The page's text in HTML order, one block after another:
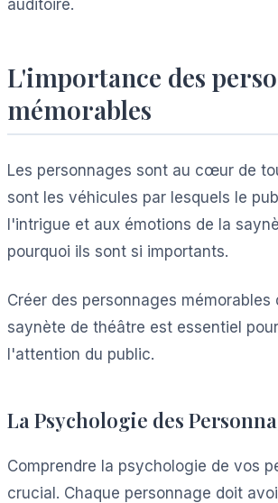
auditoire.
L'importance des
mémorables
Les personnages sont au cœur de
sont les véhicules par lesquels le
l'intrigue et aux émotions de la
pourquoi ils sont si importants.
Créer des personnages mémorables
saynète de théâtre est essentiel
l'attention du public.
La Psychologie des
Comprendre la psychologie de vos
crucial. Chaque personnage doit